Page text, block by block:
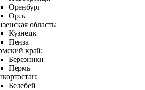
Оренбург
Орск
область:
Кузнецк
Пенза
край:
Березники
Пермь
Белебей